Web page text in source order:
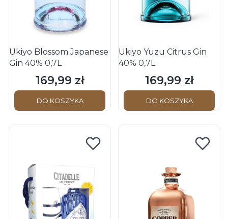
Ukiyo Blossom Japanese
Gin 40% 0,7L
Cena
169,99 zł
DO KOSZYKA
Ukiyo Yuzu Citrus Gin
40% 0,7L
Cena
169,99 zł
DO KOSZYKA